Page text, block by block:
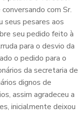
com Sr.
seus pesares aos
seu pedido feito à
para o desvio da
o pedido para o
da secretaria de
dignos de
assim agradeceu a
inicialmente deixou